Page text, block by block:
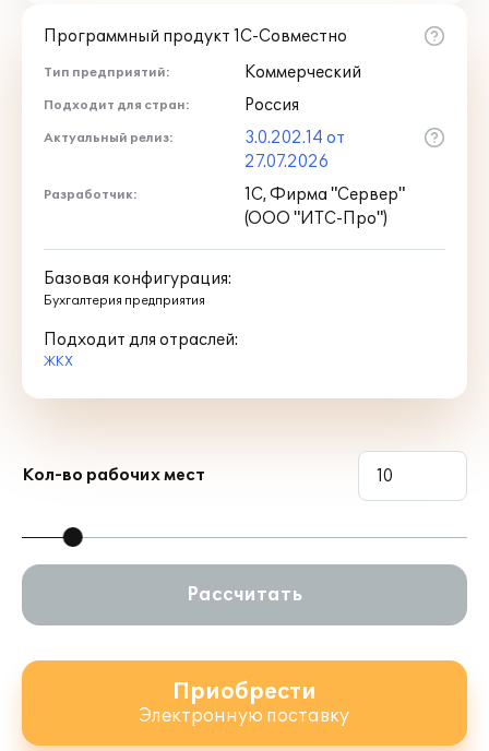
Программный продукт 1С-Совместно
Тип предприятий: Коммерческий
Подходит для стран: Россия
Актуальный релиз:
3.0.202.14 от
27.07.2026
Разработчик:
1С, Фирма "Сервер"
(ООО "ИТС-Про")
Базовая конфигурация:
Бухгалтерия предприятия
Подходит для отраслей:
ЖКХ
Кол-во рабочих мест
Рассчитать
Приобрести
Электронную поставку